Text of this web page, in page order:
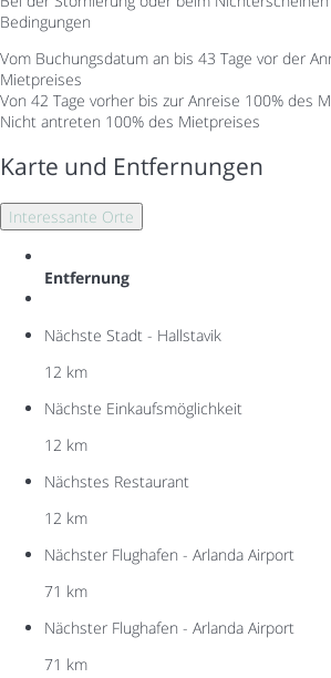
Bedingungen
Vom Buchungsdatum an bis 43 Tage vor der
Mietpreises
Von 42 Tage vorher bis zur Anreise 100% des
Nicht antreten 100% des Mietpreises
Karte und Entfernungen
Interessante Orte
Entfernung
Nächste Stadt - Hallstavik
12 km
Nächste Einkaufsmöglichkeit
12 km
Nächstes Restaurant
12 km
Nächster Flughafen - Arlanda Airport
71 km
Nächster Flughafen - Arlanda Airport
71 km